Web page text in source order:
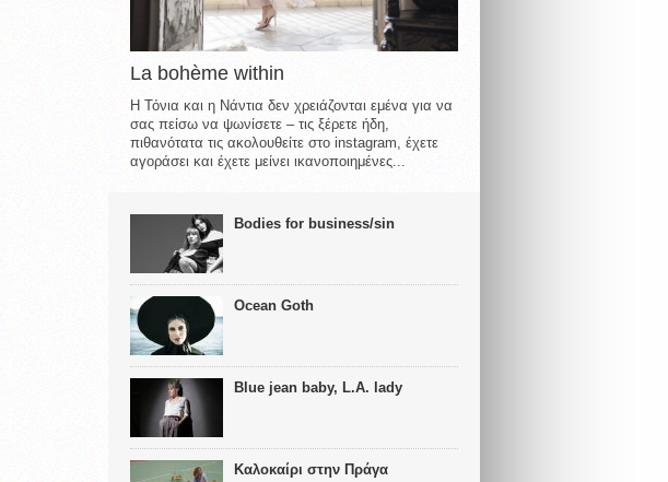
La bohème within
Η Τόνια και η Νάντια δεν χρειάζονται εμένα για να
σας πείσω να ψωνίσετε – τις ξέρετε ήδη,
πιθανότατα τις ακολουθείτε στο instagram, έχετε
αγοράσει και έχετε μείνει ικανοποιημένες...
Bodies for business/sin
Ocean Goth
Blue jean baby, L.A. lady
Καλοκαίρι στην Πράγα